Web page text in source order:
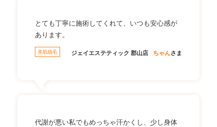
とても丁寧に施術してくれて、いつも安心感が
あります。
美肌脱毛 ジェイエステティック 郡山店 ちゃんさま
代謝が悪い私でもめっちゃ汗かくし、少し身体